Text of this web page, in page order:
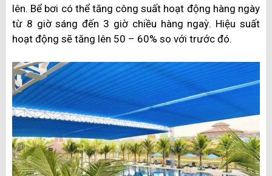
lên. Bể bơi có thể tăng công suất hoạt động hàng ngày
từ 8 giờ sáng đến 3 giờ chiều hàng ngaỳ. Hiệu suất
hoạt động sẽ tăng lên 50 – 60% so với trước đó.